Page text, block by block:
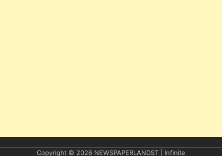
Copyright © 2026 NEWSPAPERLANDST | Infinite